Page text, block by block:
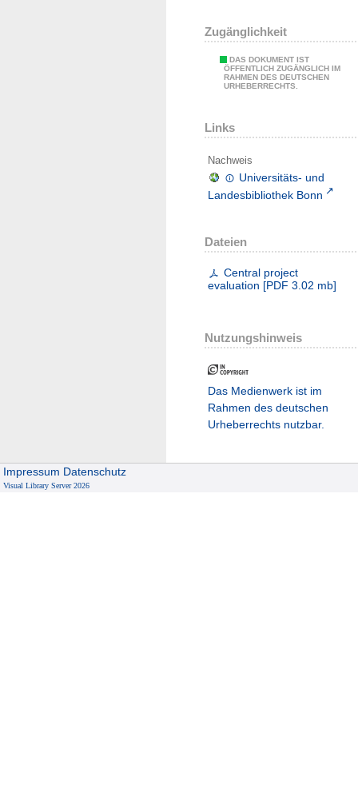
Zugänglichkeit
DAS DOKUMENT IST
ÖFFENTLICH ZUGÄNGLICH IM
RAHMEN DES DEUTSCHEN
URHEBERRECHTS.
Links
Nachweis
Universitäts- und
Landesbibliothek Bonn
Dateien
Central project
evaluation [PDF 3.02 mb]
Nutzungshinweis
Das Medienwerk ist im
Rahmen des deutschen
Urheberrechts nutzbar.
Impressum Datenschutz
Visual Library Server 2026